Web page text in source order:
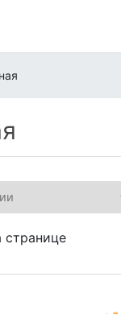
странице